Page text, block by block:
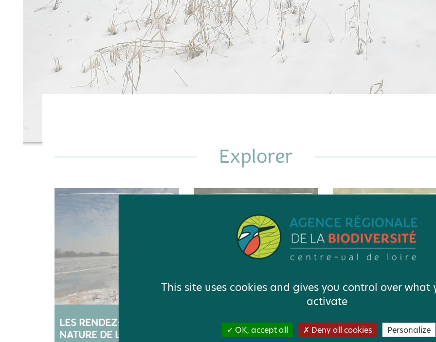
Explorer
LES RENDEZ-VOUS
NATURE DE L'HIVER
LE MOIS DES ZONES
HUMIDES
[PORTRAIT] MARIE
SCHRICKE DOYEN,
This site uses cookies and gives you control over
activate
OK, accept all Deny all cookies Personalize